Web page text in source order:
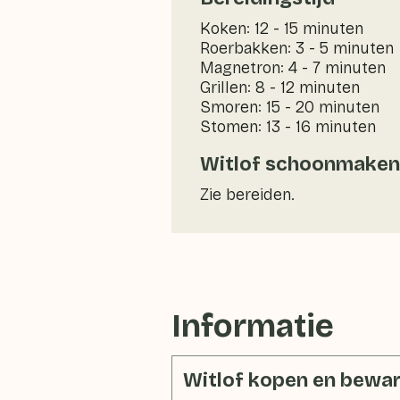
Koken: 12 - 15 minuten
Roerbakken: 3 - 5 minuten
Magnetron: 4 - 7 minuten
Grillen: 8 - 12 minuten
Smoren: 15 - 20 minuten
Stomen: 13 - 16 minuten
Witlof schoonmaken
Zie bereiden.
Informatie
Witlof kopen en